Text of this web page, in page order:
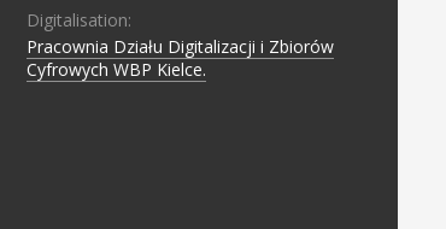
Digitalisation:
Pracownia Działu Digitalizacji i Zbiorów
Cyfrowych WBP Kielce.